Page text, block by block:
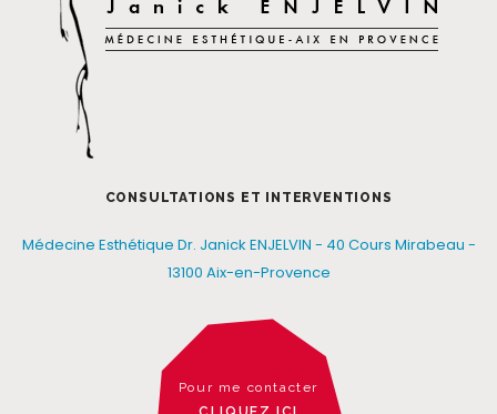
CONSULTATIONS ET INTERVENTIONS
Médecine Esthétique Dr. Janick ENJELVIN - 40 Cours Mirabeau -
13100 Aix-en-Provence
Pour me contacter